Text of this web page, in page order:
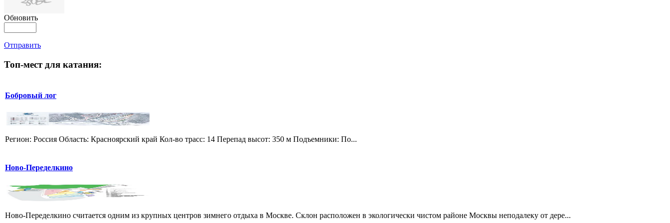
Обновить
Отправить
Топ-мест для катания:
Бобровый лог
Регион: Россия Область: Красноярский край Кол-во трасс: 14 Перепад высот: 350 м Подъемники: По...
Ново-Переделкино
Ново-Переделкино считается одним из крупных центров зимнего отдыха в Москве. Склон расположен в экологически чистом районе Москвы неподалеку от дере...